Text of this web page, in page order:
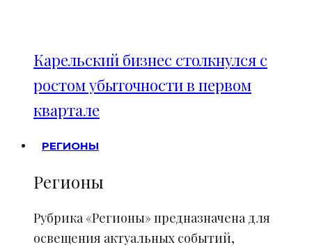
Карельский бизнес столкнулся с
ростом убыточности в первом
квартале
РЕГИОНЫ
Регионы
Рубрика «Регионы» предназначена для
освещения актуальных событий,